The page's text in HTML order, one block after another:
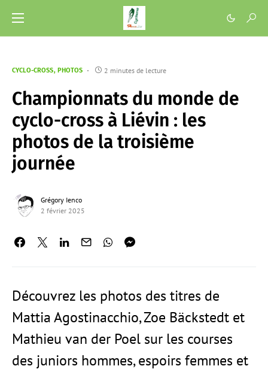
CYCLO-CROSS PHOTOS 2 minutes de lecture
Championnats du monde de
cyclo-cross à Liévin : les
photos de la troisième
journée
Grégory Ienco
2 février 2025
Découvrez les photos des titres de
Mattia Agostinacchio, Zoe Bäckstedt et
Mathieu van der Poel sur les courses
des juniors hommes, espoirs femmes et